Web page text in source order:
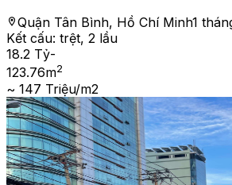
Quận Tân Bình, Hồ Chí Minh1
Kết cấu: trệt, 2 lầu
18.2 Tỷ-
123.76m2
~ 147 Triệu/m2